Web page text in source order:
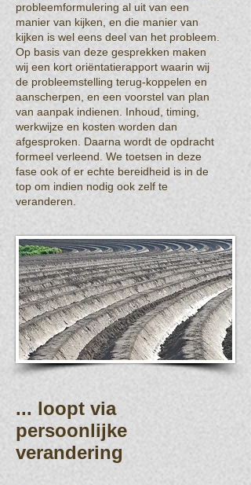
probleemformulering al uit van een
manier van kijken, en die manier van
kijken is wel eens deel van het probleem.
Op basis van deze gesprekken maken
wij een kort oriëntatierapport waarin wij
de probleemstelling terug-koppelen en
aanscherpen, en een voorstel van plan
van aanpak indienen. Inhoud, timing,
werkwijze en kosten worden dan
afgesproken. Daarna wordt de opdracht
formeel verleend. We toetsen in deze
fase ook of er echte bereidheid is in de
top om indien nodig ook zelf te
veranderen.
... loopt via
persoonlijke
verandering​